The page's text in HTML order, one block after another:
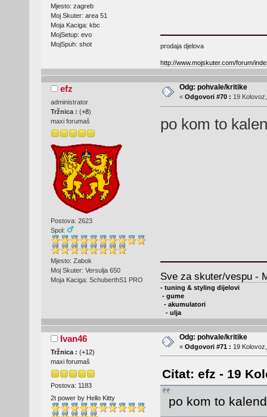
Mjesto: zagreb
Moj Skuter: area 51
Moja Kaciga: kbc
MojSetup: evo
MojSpuh: shot
prodaja djelova
http://www.mojskuter.com/forum/
efz
administrator
Tržnica : (+8)
maxi forumaš
Postova: 2623
Spol:
Mjesto: Zabok
Moj Skuter: Versulja 650
Moja Kaciga: SchuberthS1 PRO
Odg: pohvale/kritike
« Odgovori #70 : 19
po kom to
Sve za skuter/vespu -
- tuning & styling dijelovi
- gume
- akumulatori
- ulja
Ivan46
Tržnica : (+12)
maxi forumaš
Postova: 1183
2t power by Hello Kitty
Odg: pohvale/kritike
« Odgovori #71 : 19
Citat: efz - 19
po kom to